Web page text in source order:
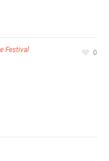
0
Festival